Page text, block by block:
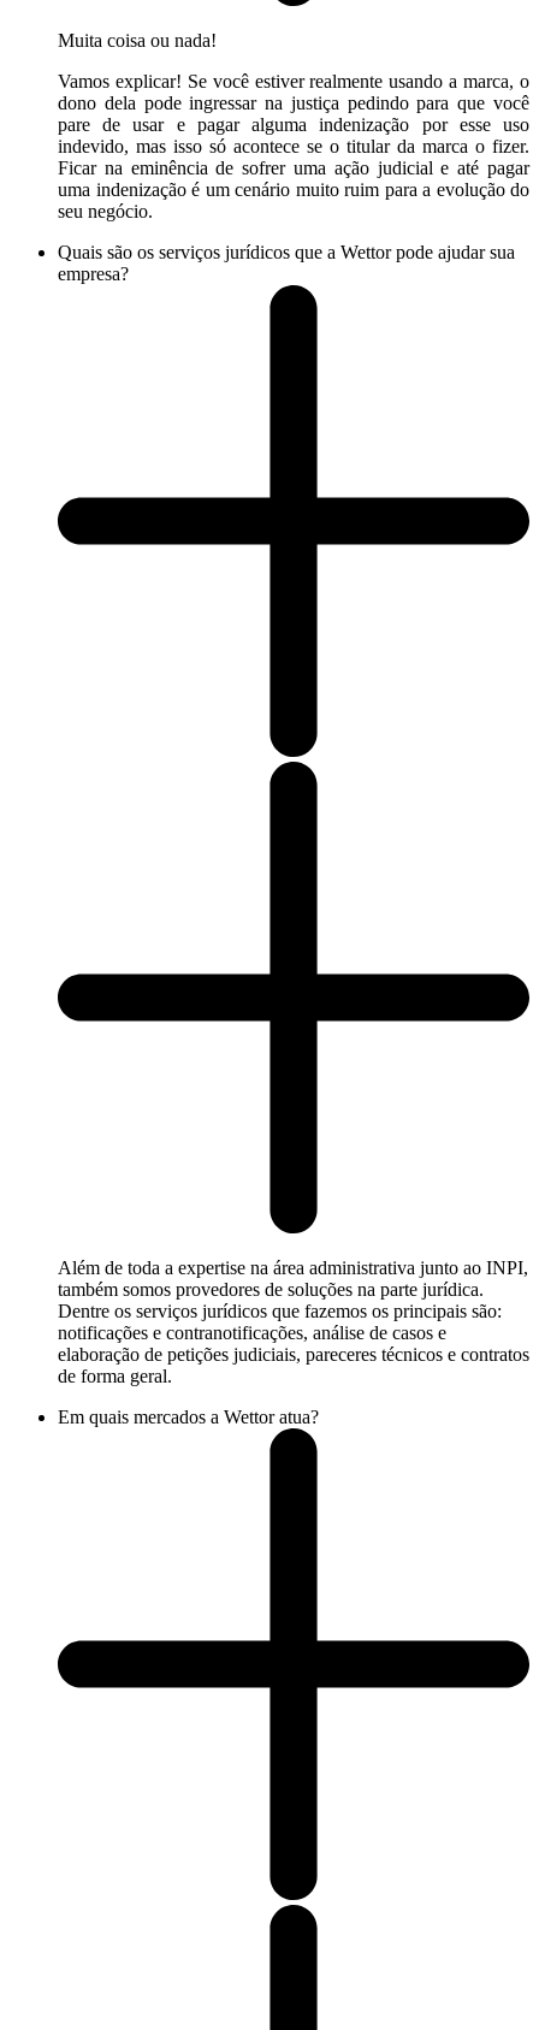
Muita coisa ou nada!
Vamos explicar! Se você estiver realmente usando a marca, o
dono dela pode ingressar na justiça pedindo para que você
pare de usar e pagar alguma indenização por esse uso
indevido, mas isso só acontece se o titular da marca o fizer.
Ficar na eminência de sofrer uma ação judicial e até pagar
uma indenização é um cenário muito ruim para a evolução do
seu negócio.
Quais são os serviços jurídicos que a Wettor pode ajudar sua
empresa?
Além de toda a expertise na área administrativa junto ao INPI,
também somos provedores de soluções na parte jurídica.
Dentre os serviços jurídicos que fazemos os principais são:
notificações e contranotificações, análise de casos e
elaboração de petições judiciais, pareceres técnicos e contratos
de forma geral.
Em quais mercados a Wettor atua?